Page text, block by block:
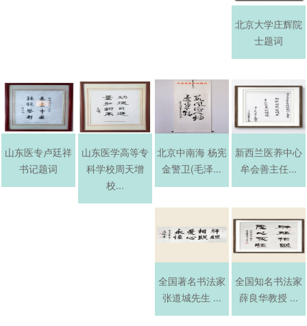
北京大学庄辉院
士题词
山东医专卢廷祥
书记题词
山东医学高等专
科学校周天增
校...
北京中南海 杨宪
金警卫(毛泽...
新西兰医养中心
牟会善主任...
全国著名书法家
张道城先生 ...
全国知名书法家
薛良华教授 ...